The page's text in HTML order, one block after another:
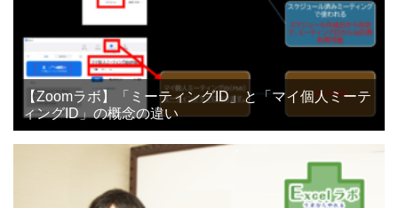
【Zoomラボ】「ミーティングID」と「マイ個人ミーテ
ィングID」の概念の違い